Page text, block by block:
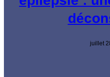
juillet